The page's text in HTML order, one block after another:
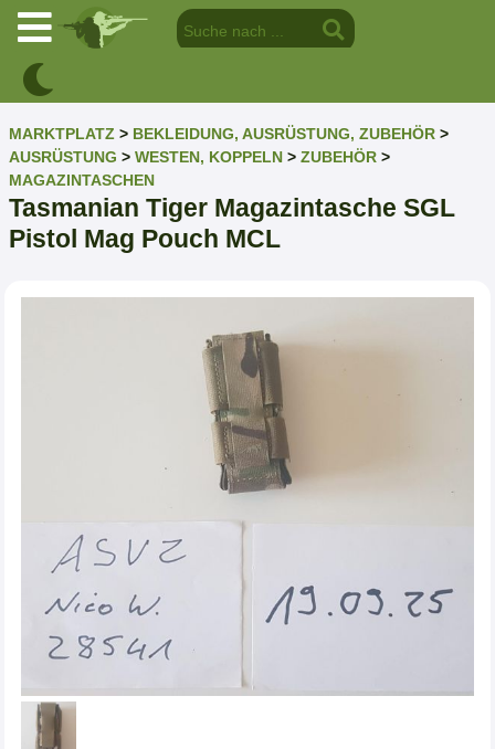
MARKTPLATZ > BEKLEIDUNG, AUSRÜSTUNG, ZUBEHÖR >
AUSRÜSTUNG > WESTEN, KOPPELN > ZUBEHÖR >
MAGAZINTASCHEN
Tasmanian Tiger Magazintasche SGL
Pistol Mag Pouch MCL